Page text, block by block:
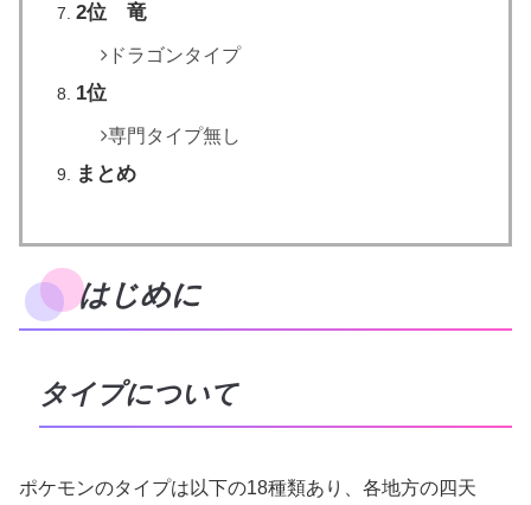
2位 竜
ドラゴンタイプ
1位
専門タイプ無し
まとめ
はじめに
タイプについて
ポケモンのタイプは以下の18種類あり、各地方の四天